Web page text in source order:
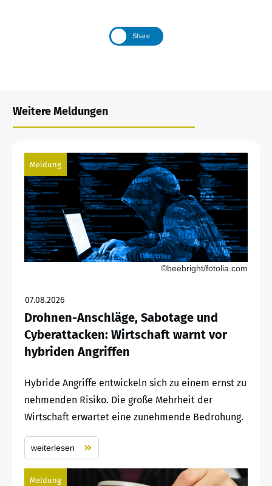
Share
Weitere Meldungen
Meldung
©beebright/fotolia.com
07.08.2026
Drohnen-Anschläge, Sabotage und
Cyberattacken: Wirtschaft warnt vor
hybriden Angriffen
Hybride Angriffe entwickeln sich zu einem ernst zu
nehmenden Risiko. Die große Mehrheit der
Wirtschaft erwartet eine zunehmende Bedrohung.
weiterlesen
Meldung